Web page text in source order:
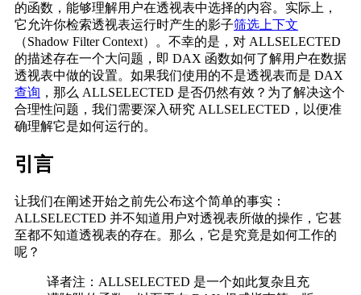
的函数，能够理解用户在透视表中选择的内容。实际上，
它允许你检索透视表运行时产生的影子筛选上下文
（Shadow Filter Context）。不幸的是，对 ALLSELECTED
的描述存在一个大问题，即 DAX 函数如何了解用户在数据
透视表中做的设置。如果我们使用的不是透视表而是 DAX
查询 ，那么 ALLSELECTED 是否仍然有效？为了解决这个
合理性问题，我们需要深入研究 ALLSELECTED，以便准
确理解它是如何运行的。
引言
让我们在阐述开始之前先公布这个简单的事实：
ALLSELECTED 并不知道用户对透视表所做的操作，它甚
至都不知道透视表的存在。那么，它是究竟是如何工作的
呢？
译者注：ALLSELECTED 是一个如此复杂且充